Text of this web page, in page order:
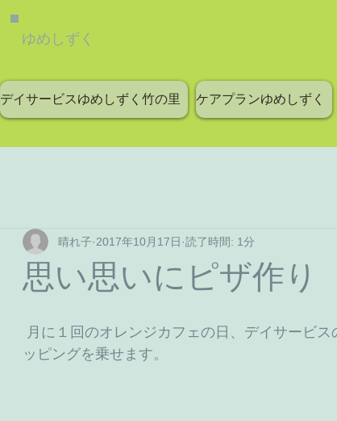
ゆめしずく
デイサービスゆめしずく竹の里 ケアプランゆめしずく
思い思いにピザ作り
晴れ子 2017年10月17日 読了時間: 1分
ッピングを乗せます。